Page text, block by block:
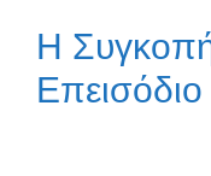
Η
Επεισόδιο